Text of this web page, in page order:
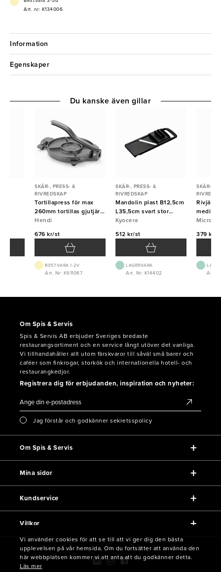
Art. nr: K134006
Information
Egenskaper
SKÄR-, PRESS- &
RIVREDSKAP
Tortillapress för max
260mm tortillas gjutjärn
Hendi
Hendi
676 kr/st
BEST.VARA 1-2V
Art. Nr: K611067
SKÄR-, PRESS- &
RIVREDSKAP
Mandolin plast B12,5cm
L35,5cm svart stor
Kyocera
Kyocera
512 kr/st
LAGERVARA
Art. Nr: K14402
SKÄR-,
Rivjärn
medium
379 kr/
Art.
Du kanske även gillar
Om Spis & Servis
Spis & Servis AB erbjuder Sveriges bredaste
restaurangsortiment och en service långt utöver det vanliga.
Vi tillhandahåller allt utom färskvaror till såväl små barer och
caféer som finkrogar, storkök och internationella hotell- och
restaurangkedjor.
Registrera dig för erbjudanden, inspiration och nyheter:
Jag förstår och godkänner sekretsspolicy
Om Spis & Servis
Mina sidor
Kundservice
Villkor
Vi använder cookies för att se till att vi ger dig den bästa
upplevelsen på vår hemsida. Om du fortsätter att använda den
här webbplatsen kommer vi att anta att du godkänner detta.
Läs mer